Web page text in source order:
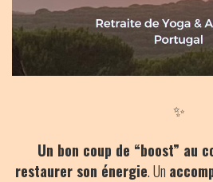
✨
Un bon coup de “boost” au
restaurer son énergie. Un